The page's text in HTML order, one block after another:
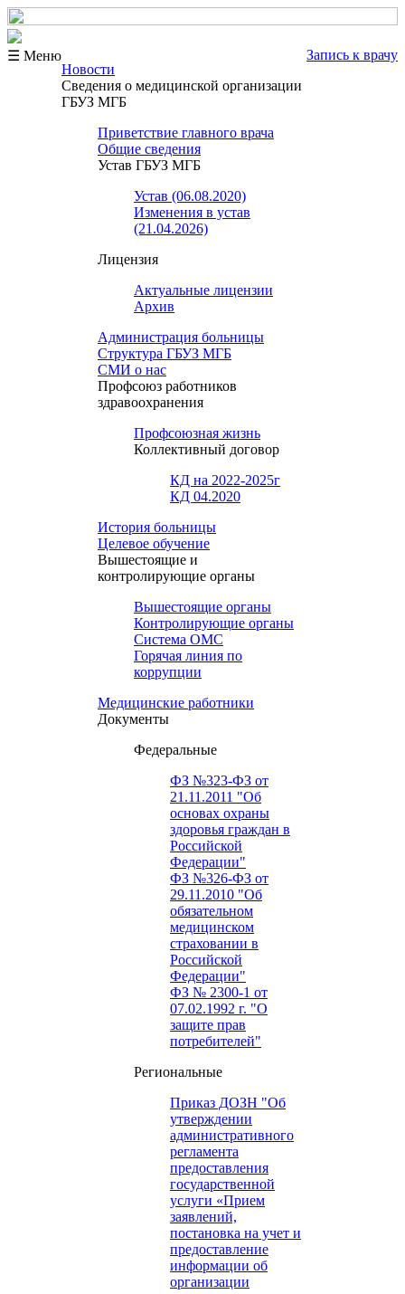
☰ Меню
Запись к врачу
Новости
Сведения о медицинской организации
ГБУЗ МГБ
Приветствие главного врача
Общие сведения
Устав ГБУЗ МГБ
Устав (06.08.2020)
Изменения в устав
(21.04.2026)
Лицензия
Актуальные лицензии
Архив
Администрация больницы
Структура ГБУЗ МГБ
СМИ о нас
Профсоюз работников
здравоохранения
Профсоюзная жизнь
Коллективный договор
КД на 2022-2025г
КД 04.2020
История больницы
Целевое обучение
Вышестоящие и
контролирующие органы
Вышестоящие органы
Контролирующие органы
Система ОМС
Горячая линия по
коррупции
Медицинские работники
Документы
Федеральные
ФЗ №323-ФЗ от
21.11.2011 "Об
основах охраны
здоровья граждан в
Российской
Федерации"
ФЗ №326-ФЗ от
29.11.2010 "Об
обязательном
медицинском
страховании в
Российской
Федерации"
ФЗ № 2300-1 от
07.02.1992 г. "О
защите прав
потребителей"
Региональные
Приказ ДОЗН "Об
утверждении
административного
регламента
предоставления
государственной
услуги «Прием
заявлений,
постановка на учет и
предоставление
информации об
организации